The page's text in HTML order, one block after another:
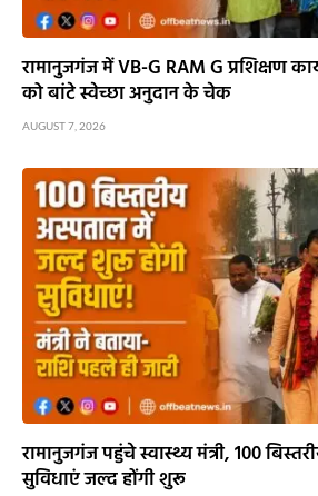
रामानुजगंज में VB-G RAM G प्रशिक्षण
को बांटे स्वेच्छा अनुदान के चेक
AUGUST 7, 2026
रामानुजगंज पहुंचे स्वास्थ्य मंत्री, 100
सुविधाएं जल्द होंगी शुरू